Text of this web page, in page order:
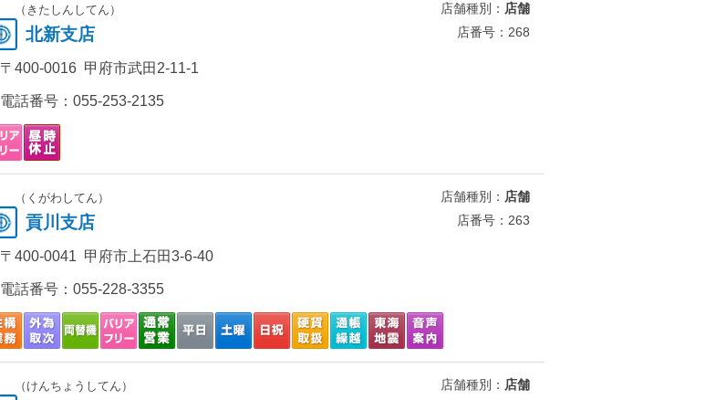
（きたしんしてん）
北新支店
店舗種別： 店舗
店番号：268
〒400-0016 甲府市武田2-11-1
電話番号： 055-253-2135
（くがわしてん）
貢川支店
店舗種別： 店舗
店番号：263
〒400-0041 甲府市上石田3-6-40
電話番号： 055-228-3355
（けんちょうしてん） 店舗種別： 店舗